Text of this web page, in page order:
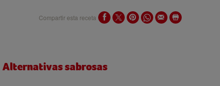
Compartir esta receta
Alternativas sabrosas